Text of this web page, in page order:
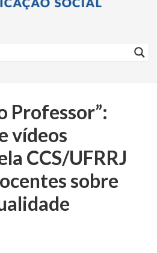
Professor”:
vídeos
CCS/UFRRJ
sobre